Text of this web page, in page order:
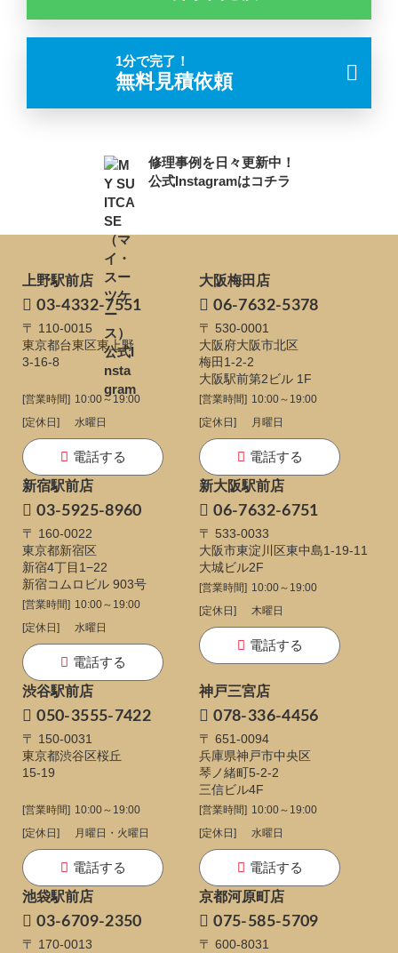
1分で完了！
無料見積依頼
修理事例を日々更新中！
公式Instagramはコチラ
上野駅前店
03-4332-7551
〒 110-0015
東京都台東区東上野
3-16-8
[営業時間] 10:00～19:00
[定休日]
水曜日
電話する
大阪梅田店
06-7632-5378
〒 530-0001
大阪府大阪市北区
梅田1-2-2
大阪駅前第2ビル 1F
[営業時間] 10:00～19:00
[定休日]
月曜日
電話する
新宿駅前店
03-5925-8960
〒 160-0022
東京都新宿区
新宿4丁目1−22
新宿コムロビル 903号
[営業時間] 10:00～19:00
[定休日]
水曜日
電話する
新大阪駅前店
06-7632-6751
〒 533-0033
大阪市東淀川区東中島1-19-11
大城ビル2F
[営業時間] 10:00～19:00
[定休日]
木曜日
電話する
渋谷駅前店
050-3555-7422
〒 150-0031
東京都渋谷区桜丘
15-19
[営業時間] 10:00～19:00
[定休日]
月曜日・火曜日
電話する
神戸三宮店
078-336-4456
〒 651-0094
兵庫県神戸市中央区
琴ノ緒町5-2-2
三信ビル4F
[営業時間] 10:00～19:00
[定休日]
水曜日
電話する
池袋駅前店
03-6709-2350
〒 170-0013
京都河原町店
075-585-5709
〒 600-8031